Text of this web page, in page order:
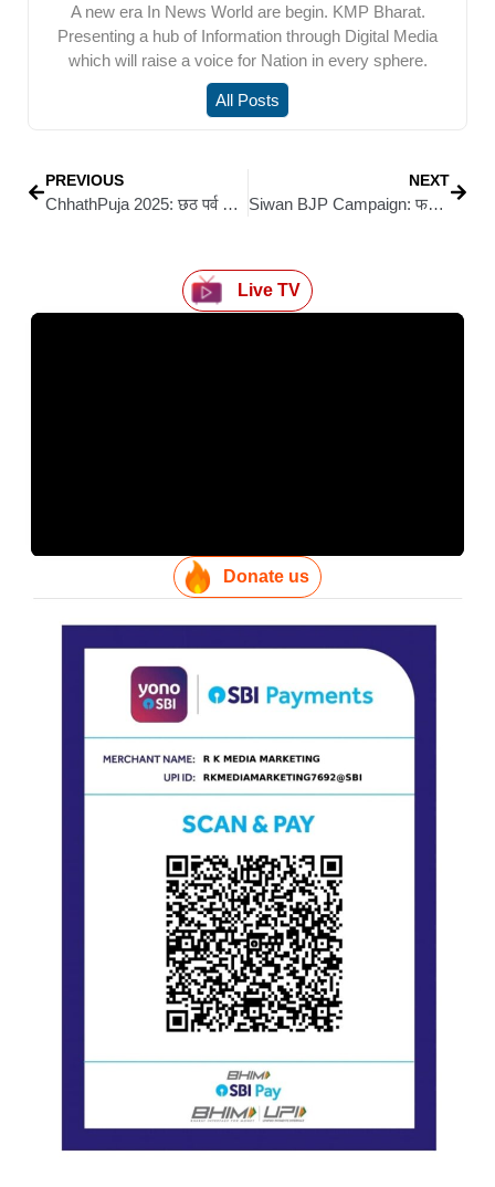
A new era In News World are begin. KMP Bharat.
Presenting a hub of Information through Digital Media
which will raise a voice for Nation in every sphere.
All Posts
PREVIOUS
ChhathPuja 2025: छठ पर्व को लेकर सीवान जिला प्रशासन सतर्क, डीएम-एसपी ने दी सख्त हिदायतें
NEXT
Siwan BJP Campaign: फतेहपुर पालनगर से भाजपा प्रत्याशी मंगल पांडेय ने किया प्रभात फेरी का शुभारंभ
Live TV
Donate us